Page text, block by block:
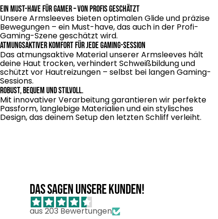
Ein Must-have für Gamer – von Profis geschätzt
Unsere Armsleeves bieten optimalen Glide und präzise
Bewegungen – ein Must-have, das auch in der Profi-
Gaming-Szene geschätzt wird.
Atmungsaktiver Komfort für jede Gaming-Session
Das atmungsaktive Material unserer Armsleeves hält
deine Haut trocken, verhindert Schweißbildung und
schützt vor Hautreizungen – selbst bei langen Gaming-
Sessions.
robust, bequem und stilvoll.
Mit innovativer Verarbeitung garantieren wir perfekte
Passform, langlebige Materialien und ein stylisches
Design, das deinem Setup den letzten Schliff verleiht.
Das sagen unsere Kunden!
aus 203 Bewertungen